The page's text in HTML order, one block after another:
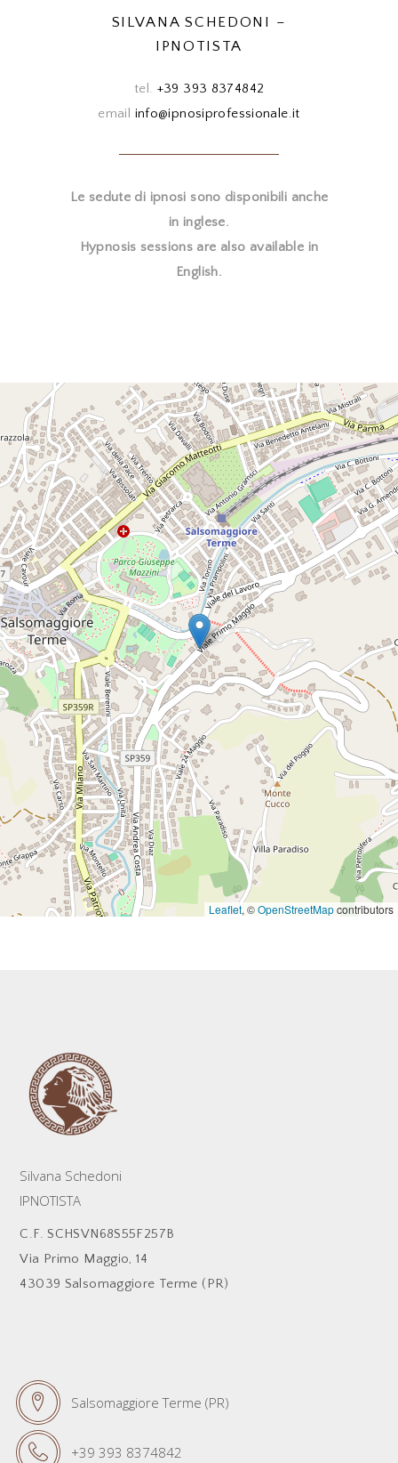
SILVANA SCHEDONI –
IPNOTISTA
tel. +39 393 8374842
email info@ipnosiprofessionale.it
Le sedute di ipnosi sono disponibili anche
in inglese.
Hypnosis sessions are also available in
English.
Leaflet, ©OpenStreetMapcontributors
Silvana Schedoni
IPNOTISTA
C.F. SCHSVN68S55F257B
Via Primo Maggio, 14
43039 Salsomaggiore Terme (PR)
Salsomaggiore Terme (PR)
+39 393 8374842